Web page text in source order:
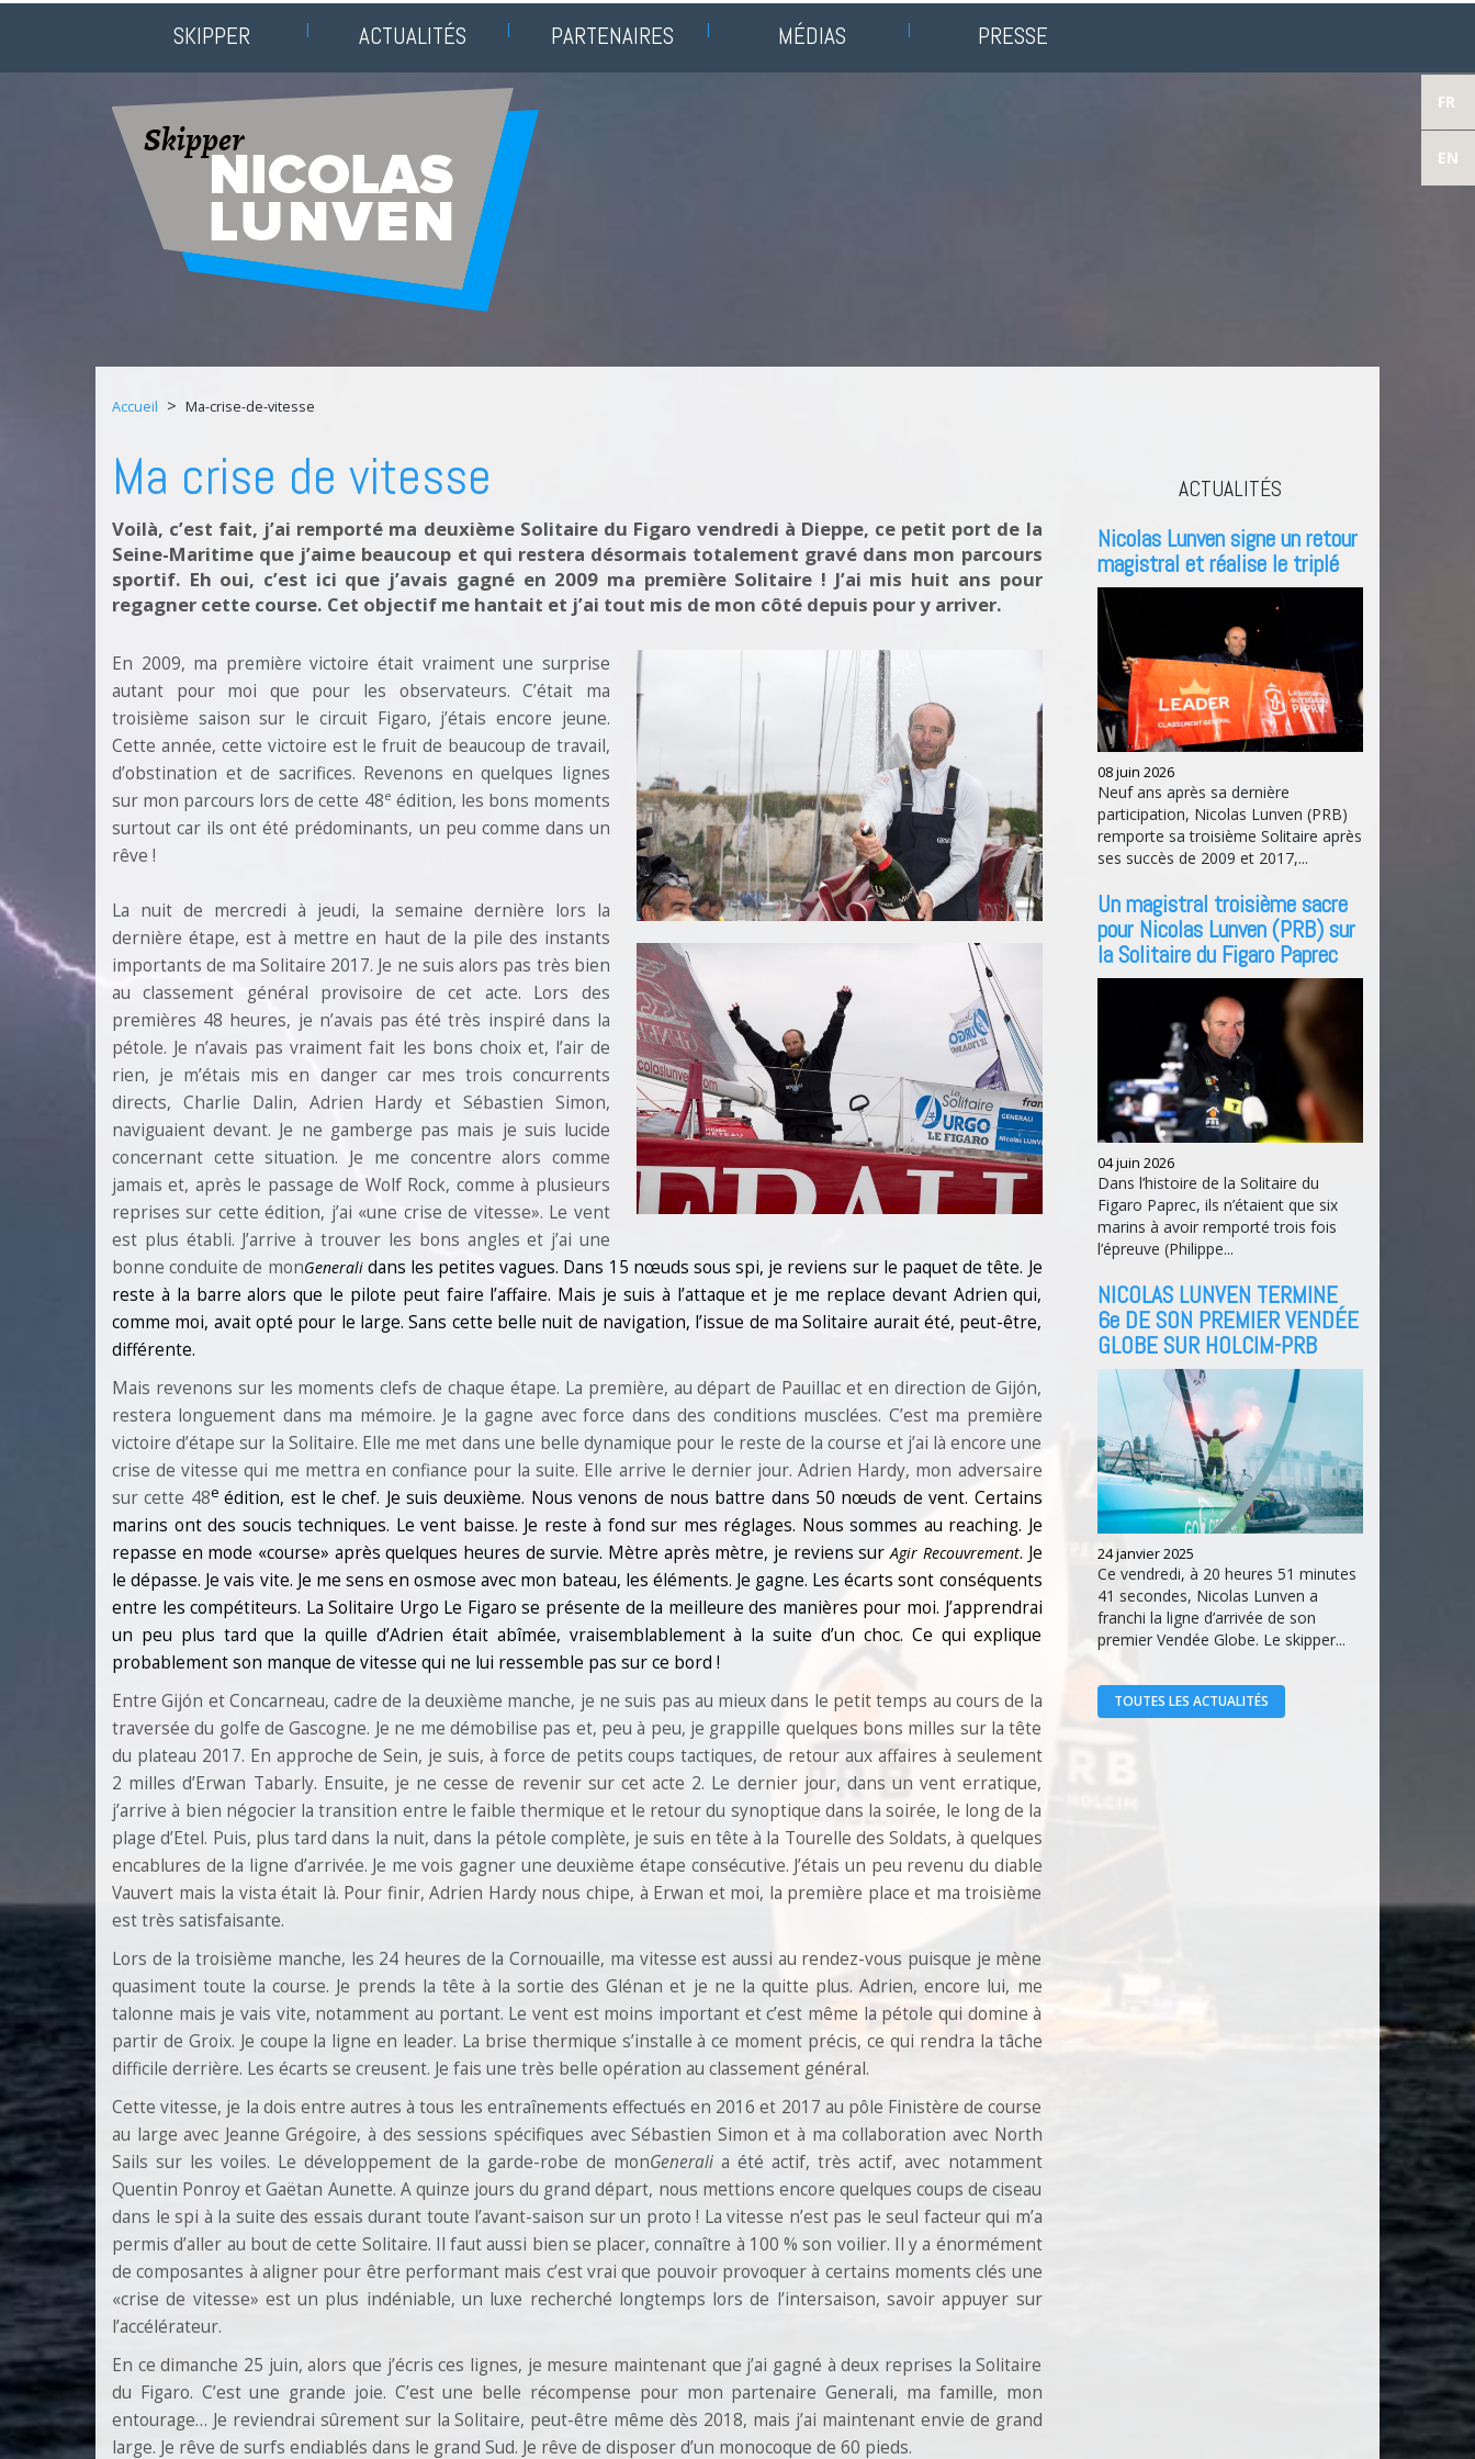
FR
EN
SKIPPER ACTUALITÉS PARTENAIRES MÉDIAS PRESSE
Accueil > Ma-crise-de-vitesse
Ma crise de vitesse
Voilà, c’est fait, j’ai remporté ma deuxième Solitaire du Figaro vendredi à Dieppe, ce petit port de la
Seine-Maritime que j’aime beaucoup et qui restera désormais totalement gravé dans mon parcours
sportif. Eh oui, c’est ici que j’avais gagné en 2009 ma première Solitaire ! J’ai mis huit ans pour
regagner cette course. Cet objectif me hantait et j’ai tout mis de mon côté depuis pour y arriver.
En 2009, ma première victoire était vraiment une surprise
autant pour moi que pour les observateurs. C’était ma
troisième saison sur le circuit Figaro, j’étais encore jeune.
Cette année, cette victoire est le fruit de beaucoup de travail,
d’obstination et de sacrifices. Revenons en quelques lignes
sur mon parcours lors de cette 48e édition, les bons moments
surtout car ils ont été prédominants, un peu comme dans un
rêve !
La nuit de mercredi à jeudi, la semaine dernière lors la
dernière étape, est à mettre en haut de la pile des instants
importants de ma Solitaire 2017. Je ne suis alors pas très bien
au classement général provisoire de cet acte. Lors des
premières 48 heures, je n’avais pas été très inspiré dans la
pétole. Je n’avais pas vraiment fait les bons choix et, l’air de
rien, je m’étais mis en danger car mes trois concurrents
directs, Charlie Dalin, Adrien Hardy et Sébastien Simon,
naviguaient devant. Je ne gamberge pas mais je suis lucide
concernant cette situation. Je me concentre alors comme
jamais et, après le passage de Wolf Rock, comme à plusieurs
reprises sur cette édition, j’ai «une crise de vitesse». Le vent
est plus établi. J’arrive à trouver les bons angles et j’ai une
bonne conduite de monGeneralidans les petites vagues. Dans 15 nœuds sous spi, je reviens sur le paquet de tête. Je
reste à la barre alors que le pilote peut faire l’affaire. Mais je suis à l’attaque et je me replace devant Adrien qui,
comme moi, avait opté pour le large. Sans cette belle nuit de navigation, l’issue de ma Solitaire aurait été, peut-être,
différente.
Mais revenons sur les moments clefs de chaque étape. La première, au départ de Pauillac et en direction de Gijón,
restera longuement dans ma mémoire. Je la gagne avec force dans des conditions musclées. C’est ma première
victoire d’étape sur la Solitaire. Elle me met dans une belle dynamique pour le reste de la course et j’ai là encore une
crise de vitesse qui me mettra en confiance pour la suite. Elle arrive le dernier jour. Adrien Hardy, mon adversaire
sur cette 48e édition, est le chef. Je suis deuxième. Nous venons de nous battre dans 50 nœuds de vent. Certains
marins ont des soucis techniques. Le vent baisse. Je reste à fond sur mes réglages. Nous sommes au reaching. Je
repasse en mode «course» après quelques heures de survie. Mètre après mètre, je reviens surAgir Recouvrement. Je
le dépasse. Je vais vite. Je me sens en osmose avec mon bateau, les éléments. Je gagne. Les écarts sont conséquents
entre les compétiteurs. La Solitaire Urgo Le Figaro se présente de la meilleure des manières pour moi. J’apprendrai
un peu plus tard que la quille d’Adrien était abîmée, vraisemblablement à la suite d’un choc. Ce qui explique
probablement son manque de vitesse qui ne lui ressemble pas sur ce bord !
Entre Gijón et Concarneau, cadre de la deuxième manche, je ne suis pas au mieux dans le petit temps au cours de la
traversée du golfe de Gascogne. Je ne me démobilise pas et, peu à peu, je grappille quelques bons milles sur la tête
du plateau 2017. En approche de Sein, je suis, à force de petits coups tactiques, de retour aux affaires à seulement
2 milles d’Erwan Tabarly. Ensuite, je ne cesse de revenir sur cet acte 2. Le dernier jour, dans un vent erratique,
j’arrive à bien négocier la transition entre le faible thermique et le retour du synoptique dans la soirée, le long de la
plage d’Etel. Puis, plus tard dans la nuit, dans la pétole complète, je suis en tête à la Tourelle des Soldats, à quelques
encablures de la ligne d’arrivée. Je me vois gagner une deuxième étape consécutive. J’étais un peu revenu du diable
Vauvert mais la vista était là. Pour finir, Adrien Hardy nous chipe, à Erwan et moi, la première place et ma troisième
est très satisfaisante.
Lors de la troisième manche, les 24 heures de la Cornouaille, ma vitesse est aussi au rendez-vous puisque je mène
quasiment toute la course. Je prends la tête à la sortie des Glénan et je ne la quitte plus. Adrien, encore lui, me
talonne mais je vais vite, notamment au portant. Le vent est moins important et c’est même la pétole qui domine à
partir de Groix. Je coupe la ligne en leader. La brise thermique s’installe à ce moment précis, ce qui rendra la tâche
difficile derrière. Les écarts se creusent. Je fais une très belle opération au classement général.
Cette vitesse, je la dois entre autres à tous les entraînements effectués en 2016 et 2017 au pôle Finistère de course
au large avec Jeanne Grégoire, à des sessions spécifiques avec Sébastien Simon et à ma collaboration avec North
Sails sur les voiles. Le développement de la garde-robe de monGenerali a été actif, très actif, avec notamment
Quentin Ponroy et Gaëtan Aunette. A quinze jours du grand départ, nous mettions encore quelques coups de ciseau
dans le spi à la suite des essais durant toute l’avant-saison sur un proto ! La vitesse n’est pas le seul facteur qui m’a
permis d’aller au bout de cette Solitaire. Il faut aussi bien se placer, connaître à 100 % son voilier. Il y a énormément
de composantes à aligner pour être performant mais c’est vrai que pouvoir provoquer à certains moments clés une
«crise de vitesse» est un plus indéniable, un luxe recherché longtemps lors de l’intersaison, savoir appuyer sur
l’accélérateur.
En ce dimanche 25 juin, alors que j’écris ces lignes, je mesure maintenant que j’ai gagné à deux reprises la Solitaire
du Figaro. C’est une grande joie. C’est une belle récompense pour mon partenaire Generali, ma famille, mon
entourage… Je reviendrai sûrement sur la Solitaire, peut-être même dès 2018, mais j’ai maintenant envie de grand
large. Je rêve de surfs endiablés dans le grand Sud. Je rêve de disposer d’un monocoque de 60 pieds.
ACTUALITÉS
Nicolas Lunven signe un retour
magistral et réalise le triplé
08 juin 2026
Neuf ans après sa dernière
participation, Nicolas Lunven (PRB)
remporte sa troisième Solitaire après
ses succès de 2009 et 2017,...
Un magistral troisième sacre
pour Nicolas Lunven (PRB) sur
la Solitaire du Figaro Paprec
04 juin 2026
Dans l’histoire de la Solitaire du
Figaro Paprec, ils n’étaient que six
marins à avoir remporté trois fois
l’épreuve (Philippe...
NICOLAS LUNVEN TERMINE
6e DE SON PREMIER VENDÉE
GLOBE SUR HOLCIM-PRB
24 janvier 2025
Ce vendredi, à 20 heures 51 minutes
41 secondes, Nicolas Lunven a
franchi la ligne d’arrivée de son
premier Vendée Globe. Le skipper...
TOUTES LES ACTUALITÉS